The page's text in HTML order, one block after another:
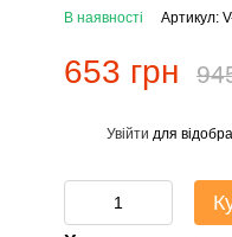
В наявності Артикул:
653 грн
Увійти для